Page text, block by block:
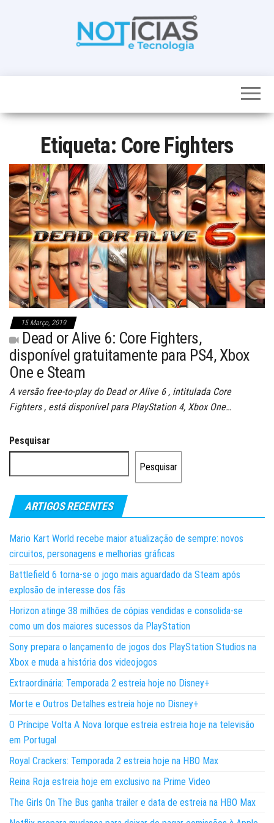
noticias de
num só lugar
Etiqueta: Core Fighters
15 Março, 2019
Dead or Alive 6: Core Fighters,
disponível gratuitamente para PS4, Xbox
One e Steam
A versão free-to-play do Dead or Alive 6 , intitulada Core
Fighters , está disponível para PlayStation 4, Xbox One…
Pesquisar
Pesquisar
ARTIGOS RECENTES
Mario Kart World recebe maior atualização de sempre: novos
circuitos, personagens e melhorias gráficas
Battlefield 6 torna-se o jogo mais aguardado da Steam após
explosão de interesse dos fãs
Horizon atinge 38 milhões de cópias vendidas e consolida-se
como um dos maiores sucessos da PlayStation
Sony prepara o lançamento de jogos dos PlayStation Studios na
Xbox e muda a história dos videojogos
Extraordinária: Temporada 2 estreia hoje no Disney+
Morte e Outros Detalhes estreia hoje no Disney+
O Príncipe Volta A Nova Iorque estreia estreia hoje na televisão
em Portugal
Royal Crackers: Temporada 2 estreia hoje na HBO Max
Reina Roja estreia hoje em exclusivo na Prime Video
The Girls On The Bus ganha trailer e data de estreia na HBO Max